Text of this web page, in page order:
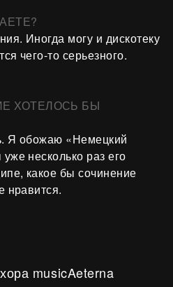
Иногда могу и дискотеку
чего-то серьезного.
ХОТЕЛОСЬ БЫ
Я обожаю «Немецкий
несколько раз его
какое бы сочинение
нравится.
musicAeterna